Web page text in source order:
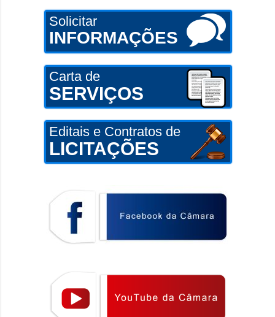
Solicitar
INFORMAÇÕES
Carta de
SERVIÇOS
Editais e Contratos de
LICITAÇÕES